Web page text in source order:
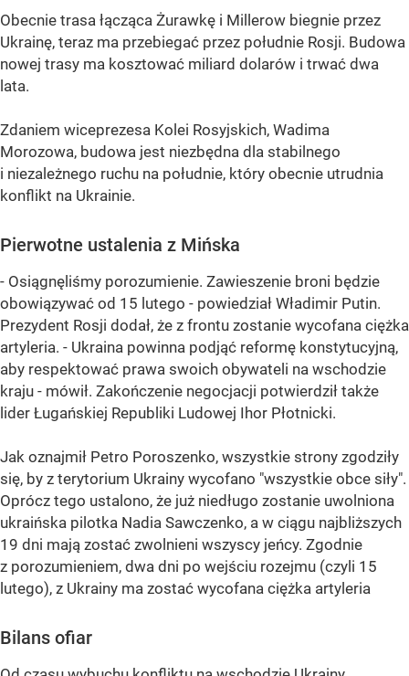
Obecnie trasa łącząca Żurawkę i Millerow biegnie przez
Ukrainę, teraz ma przebiegać przez południe Rosji. Budowa
nowej trasy ma kosztować miliard dolarów i trwać dwa
lata.
Zdaniem wiceprezesa Kolei Rosyjskich, Wadima
Morozowa, budowa jest niezbędna dla stabilnego
i niezależnego ruchu na południe, który obecnie utrudnia
konflikt na Ukrainie.
Pierwotne ustalenia z Mińska
- Osiągnęliśmy porozumienie. Zawieszenie broni będzie
obowiązywać od 15 lutego - powiedział Władimir Putin.
Prezydent Rosji dodał, że z frontu zostanie wycofana ciężka
artyleria. - Ukraina powinna podjąć reformę konstytucyjną,
aby respektować prawa swoich obywateli na wschodzie
kraju - mówił. Zakończenie negocjacji potwierdził także
lider Ługańskiej Republiki Ludowej Ihor Płotnicki.
Jak oznajmił Petro Poroszenko, wszystkie strony zgodziły
się, by z terytorium Ukrainy wycofano "wszystkie obce siły".
Oprócz tego ustalono, że już niedługo zostanie uwolniona
ukraińska pilotka Nadia Sawczenko, a w ciągu najbliższych
19 dni mają zostać zwolnieni wszyscy jeńcy. Zgodnie
z porozumieniem, dwa dni po wejściu rozejmu (czyli 15
lutego), z Ukrainy ma zostać wycofana ciężka artyleria
Bilans ofiar